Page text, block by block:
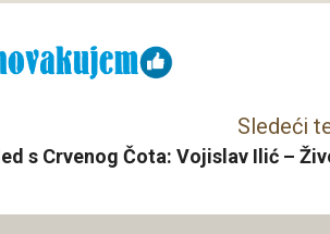
Sledeći
s Crvenog Čota: Vojislav Ilić –